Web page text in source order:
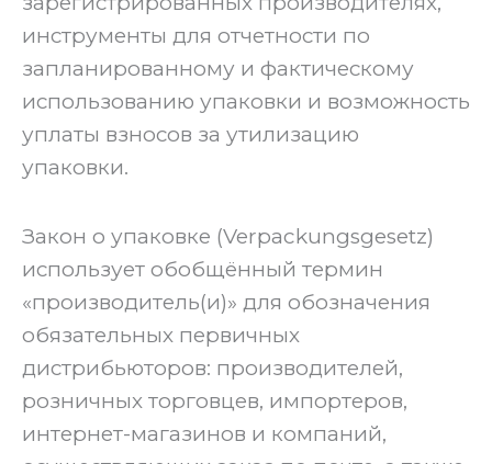
инструменты для отчетности по
запланированному и фактическому
использованию упаковки и возможность
уплаты взносов за утилизацию
упаковки.
Закон о упаковке (Verpackungsgesetz)
использует обобщённый термин
«производитель(и)» для обозначения
обязательных первичных
дистрибьюторов: производителей,
розничных торговцев, импортеров,
интернет-магазинов и компаний,